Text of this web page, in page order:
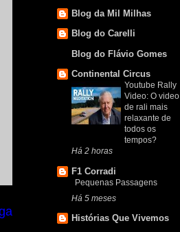
Blog da Mil Milhas
Blog do Carelli
Blog do Flávio Gomes
Continental Circus
Youtube Rally
Video: O video
de rali mais
relaxante de
todos os
tempos?
Há 2 horas
F1 Corradi
Pequenas Passagens
Há 5 meses
Histórias Que Vivemos